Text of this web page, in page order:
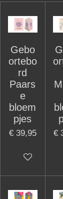
Gebo
ortebo
rd
Paars
e
bloem
pjes
€ 39,95
In
€